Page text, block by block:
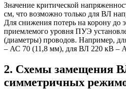
Значение критической
см, что возможно только для ВЛ
Для снижения потерь на корону до
приемлемого уровня ПУЭ
(диаметры) проводов. Например,
– АС 70 (11,8 мм), для ВЛ 220 кВ –
2. Схемы замещения
симметричных